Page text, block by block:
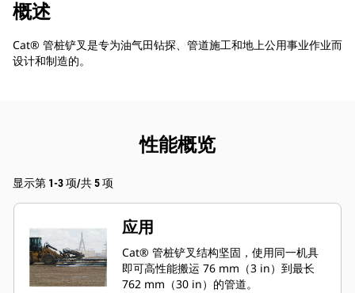
概述
Cat® 管桩铲叉是专为油气田钻探、管道施工和地上公用事业作业而
设计和制造的。
性能概览
显示第 1-3 项/共 5 项
应用
Cat® 管桩铲叉结构坚固，使用同一机具
即可高性能搬运 76 mm（3 in）到最长
762 mm（30 in）的管道。